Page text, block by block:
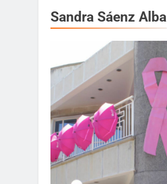
Sandra Sáenz Alba